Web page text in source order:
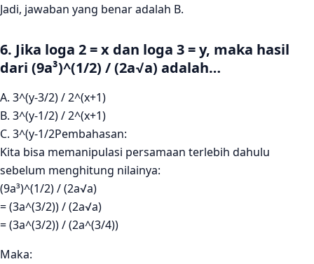
Jadi, jawaban yang benar adalah B.
6. Jika loga 2 = x dan loga 3 = y, maka hasil
dari (9a³)^(1/2) / (2a√a) adalah…
A. 3^(y-3/2) / 2^(x+1)
B. 3^(y-1/2) / 2^(x+1)
C. 3^(y-1/2Pembahasan:
Kita bisa memanipulasi persamaan terlebih dahulu
sebelum menghitung nilainya:
(9a³)^(1/2) / (2a√a)
= (3a^(3/2)) / (2a√a)
= (3a^(3/2)) / (2a^(3/4))
Maka: